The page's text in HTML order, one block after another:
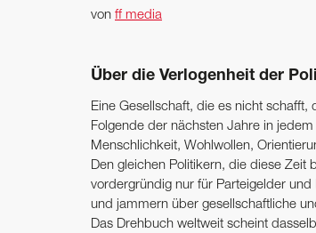
von ff media
Über die Verlogenheit der
Eine Gesellschaft, die es nicht
Folgende der ­nächsten Jahre in
Menschlichkeit, Wohlwollen,
Den gleichen Politikern, die diese
vordergründig nur für Parteigelder
und jammern über gesellschaftliche
Das Drehbuch weltweit scheint